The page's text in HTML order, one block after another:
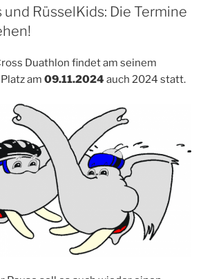
und RüsselKids: Die Termine
Duathlon findet am seinem
am 09.11.2024 auch 2024 statt.